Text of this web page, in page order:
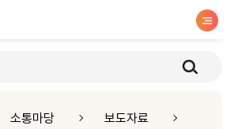
소통마당 보도자료